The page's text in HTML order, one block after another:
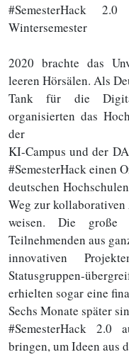
#SemesterHack
Wintersemester
2020 brachte das
leeren Hörsälen. Als
Tank für die
organisierten das
der
KI-Campus und der
#SemesterHack einen
deutschen
Weg zur
weisen. Die große
Teilnehmenden aus
innovativen
Statusgruppen-
erhielten sogar eine
Sechs Monate später
#SemesterHack
bringen, um Ideen aus